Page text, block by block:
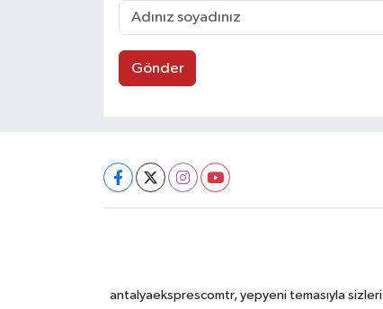
Gönder
antalyaeksprescomtr, yepyeni temasıyla